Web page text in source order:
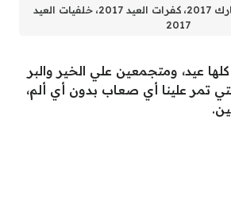
صور عيد الفطر المبارك 2017، كفرات العيد 2017، خلفيات العيد
2017
عيد، ومتجمعين علي الخير والبر
تمر علينا أي صعاب بدون أي ألم،